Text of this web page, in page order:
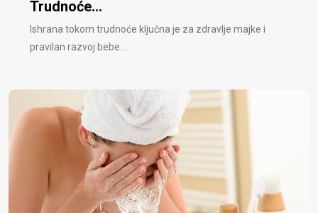
Trudnoće...
Ishrana tokom trudnoće ključna je za zdravlje majke i
pravilan razvoj bebe...